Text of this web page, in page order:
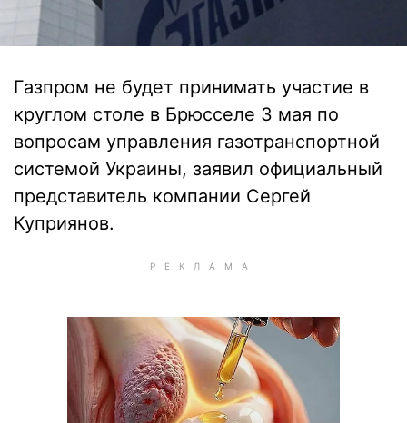
Газпром не будет принимать участие в
круглом столе в Брюсселе 3 мая по
вопросам управления газотранспортной
системой Украины, заявил официальный
представитель компании Сергей
Куприянов.